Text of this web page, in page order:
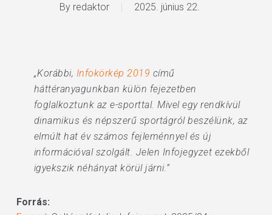
By redaktor 2025. június 22.
„Korábbi, Infokörkép 2019 című
háttéranyagunkban külön fejezetben
foglalkoztunk az e-sporttal. Mivel egy rendkívül
dinamikus és népszerű sportágról beszélünk, az
elmúlt hat év számos fejleménnyel és új
információval szolgált. Jelen Infojegyzet ezekből
igyekszik néhányat körül járni.”
Forrás: